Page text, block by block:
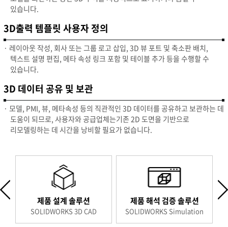
있습니다.
3D출력 템플릿 사용자 정의
· 레이아웃 작성, 회사 또는 그룹 로고 삽입, 3D 뷰 포트 및 축소판 배치,
텍스트 설명 편집, 메타 속성 링크 포함 및 테이블 추가 등을 수행할 수
있습니다.
3D 데이터 공유 및 보관
· 모델, PMI, 뷰, 메타속성 등의 직관적인 3D 데이터를 공유하고 보관하는 데
도움이 되므로, 사용자와 공급업체는기존 2D 도면을 기반으로
리모델링하는 데 시간을 낭비할 필요가 없습니다.
제품 설계 솔루션
SOLIDWORKS 3D CAD
제품 해석 검증 솔루션
SOLIDWORKS Simulation